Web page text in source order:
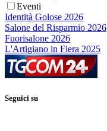
Eventi
Identità Golose 2026
Salone del Risparmio 2026
Fuorisalone 2026
L'Artigiano in Fiera 2025
Seguici su